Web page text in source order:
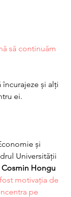
să continuăm
și alți
ei.
și
Universității
Cosmin Hongu
motivația de
pe